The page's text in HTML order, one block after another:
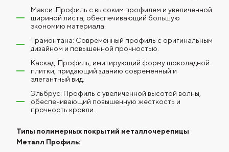
Макси: Профиль с высоким профилем и увеличенной
шириной листа, обеспечивающий большую
экономию материала.
Трамонтана: Современный профиль с оригинальным
дизайном и повышенной прочностью.
Каскад: Профиль, имитирующий форму шоколадной
плитки, придающий зданию современный и
элегантный вид.
Эльбрус: Профиль с увеличенной высотой волны,
обеспечивающий повышенную жесткость и
прочность кровли.
Типы полимерных покрытий металлочерепицы
Металл Профиль: